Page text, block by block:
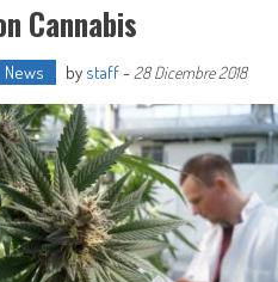
Cannabis
News by staff- 28 Dicembre 2018